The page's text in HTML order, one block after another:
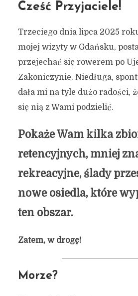
Cześć Przyjaciele!
Trzeciego dnia lipca 2025
mojej wizyty w Gdańsku,
przejechać się rowerem po
Zakoniczynie. Niedługa,
dała mi na tyle dużo radości,
się nią z Wami podzielić.
Pokaże Wam kilka
retencyjnych, mniej
rekreacyjne, ślady
nowe osiedla, które
ten obszar.
Zatem, w drogę!
Morze?